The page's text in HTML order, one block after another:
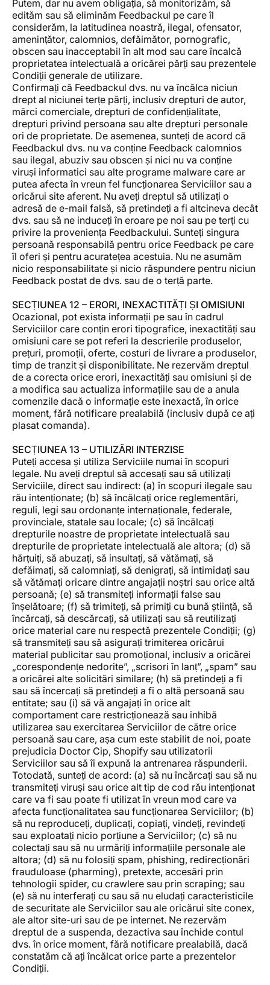
Putem, dar nu avem obligația, să monitorizăm, să
edităm sau să eliminăm Feedbackul pe care îl
considerăm, la latitudinea noastră, ilegal, ofensator,
amenințător, calomnios, defăimător, pornografic,
obscen sau inacceptabil în alt mod sau care încalcă
proprietatea intelectuală a oricărei părți sau prezentele
Condiții generale de utilizare.
Confirmați că Feedbackul dvs. nu va încălca niciun
drept al niciunei terțe părți, inclusiv drepturi de autor,
mărci comerciale, drepturi de confidențialitate,
drepturi privind persoana sau alte drepturi personale
ori de proprietate. De asemenea, sunteți de acord că
Feedbackul dvs. nu va conține Feedback calomnios
sau ilegal, abuziv sau obscen și nici nu va conține
viruși informatici sau alte programe malware care ar
putea afecta în vreun fel funcționarea Serviciilor sau a
oricărui site aferent. Nu aveți dreptul să utilizați o
adresă de e-mail falsă, să pretindeți a fi altcineva decât
dvs. sau să ne induceți în eroare pe noi sau pe terți cu
privire la proveniența Feedbackului. Sunteți singura
persoană responsabilă pentru orice Feedback pe care
îl oferi și pentru acuratețea acestuia. Nu ne asumăm
nicio responsabilitate și nicio răspundere pentru niciun
Feedback postat de dvs. sau de o terță parte.
SECȚIUNEA 12 – ERORI, INEXACTITĂȚI ȘI OMISIUNI
Ocazional, pot exista informații pe sau în cadrul
Serviciilor care conțin erori tipografice, inexactități sau
omisiuni care se pot referi la descrierile produselor,
prețuri, promoții, oferte, costuri de livrare a produselor,
timp de tranzit și disponibilitate. Ne rezervăm dreptul
de a corecta orice erori, inexactități sau omisiuni și de
a modifica sau actualiza informațiile sau de a anula
comenzile dacă o informație este inexactă, în orice
moment, fără notificare prealabilă (inclusiv după ce ați
plasat comanda).
SECȚIUNEA 13 – UTILIZĂRI INTERZISE
Puteți accesa și utiliza Serviciile numai în scopuri
legale. Nu aveți dreptul să accesați sau să utilizați
Serviciile, direct sau indirect: (a) în scopuri ilegale sau
rău intenționate; (b) să încălcați orice reglementări,
reguli, legi sau ordonanțe internaționale, federale,
provinciale, statale sau locale; (c) să încălcați
drepturile noastre de proprietate intelectuală sau
drepturile de proprietate intelectuală ale altora; (d) să
hărțuiți, să abuzați, să insultați, să vătămați, să
defăimați, să calomniați, să denigrați, să intimidați sau
să vătămați oricare dintre angajații noștri sau orice altă
persoană; (e) să transmiteți informații false sau
înșelătoare; (f) să trimiteți, să primiți cu bună știință, să
încărcați, să descărcați, să utilizați sau să reutilizați
orice material care nu respectă prezentele Condiții; (g)
să transmiteți sau să asigurați trimiterea oricărui
material publicitar sau promoțional, inclusiv a oricărei
„corespondențe nedorite”, „scrisori în lanț”, „spam” sau
a oricărei alte solicitări similare; (h) să pretindeți a fi
sau să încercați să pretindeți a fi o altă persoană sau
entitate; sau (i) să vă angajați în orice alt
comportament care restricționează sau inhibă
utilizarea sau exercitarea Serviciilor de către orice
persoană sau care, așa cum este stabilit de noi, poate
prejudicia Doctor Cip, Shopify sau utilizatorii
Serviciilor sau să îi expună la antrenarea răspunderii.
Totodată, sunteți de acord: (a) să nu încărcați sau să nu
transmiteți viruși sau orice alt tip de cod rău intenționat
care va fi sau poate fi utilizat în vreun mod care va
afecta funcționalitatea sau funcționarea Serviciilor; (b)
să nu reproduceți, duplicați, copiați, vindeți, revindeți
sau exploatați nicio porțiune a Serviciilor; (c) să nu
colectați sau să nu urmăriți informațiile personale ale
altora; (d) să nu folosiți spam, phishing, redirecționări
frauduloase (pharming), pretexte, accesări prin
tehnologii spider, cu crawlere sau prin scraping; sau
(e) să nu interferați cu sau să nu eludați caracteristicile
de securitate ale Serviciilor sau ale oricărui site conex,
ale altor site-uri sau de pe internet. Ne rezervăm
dreptul de a suspenda, dezactiva sau închide contul
dvs. în orice moment, fără notificare prealabilă, dacă
constatăm că ați încălcat orice parte a prezentelor
Condiții.